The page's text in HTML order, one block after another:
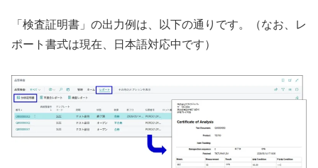
「検査証明書」の出力例は、以下の通りです。（なお、レ
ポート書式は現在、日本語対応中です）